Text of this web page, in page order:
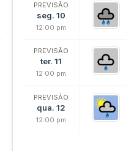
PREVISÃO
seg. 10
12:00 pm
PREVISÃO
ter. 11
12:00 pm
PREVISÃO
qua. 12
12:00 pm